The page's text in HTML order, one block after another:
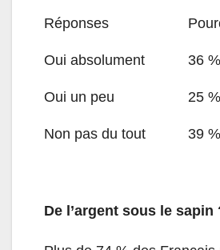
Réponses
Oui absolument 36 %
Oui un peu 25 %
Non pas du tout 39 %
De l’argent sous le sapin